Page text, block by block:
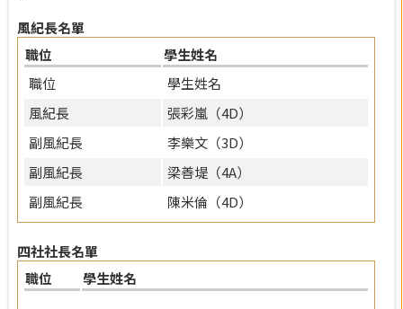
風紀長名單
職位
學生姓名
職位
學生姓名
風紀長
張彩嵐（4D）
副風紀長
李樂文（3D）
副風紀長
梁善堤（4A）
副風紀長
陳米倫（4D）
四社社長名單
職位
學生姓名